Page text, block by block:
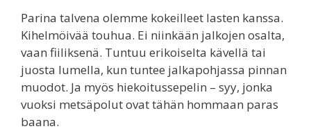
Parina talvena olemme kokeilleet lasten kanssa.
Kihelmöivää touhua. Ei niinkään jalkojen osalta,
vaan fiiliksenä. Tuntuu erikoiselta kävellä tai
juosta lumella, kun tuntee jalkapohjassa pinnan
muodot. Ja myös hiekoitussepelin – syy, jonka
vuoksi metsäpolut ovat tähän hommaan paras
baana.